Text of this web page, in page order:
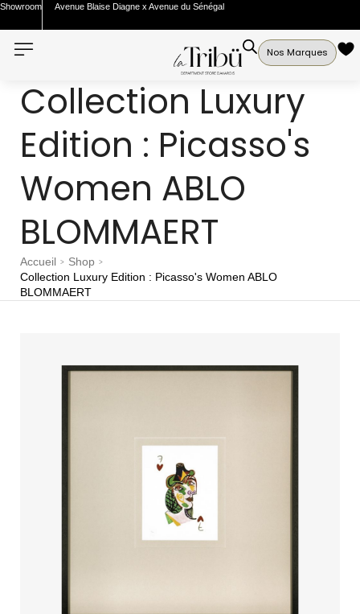
Showroom Avenue Blaise Diagne x Avenue du Sénégal
Nos Marques
Collection Luxury
Edition : Picasso's
Women ABLO
BLOMMAERT
Accueil > Shop >
Collection Luxury Edition : Picasso's Women ABLO
BLOMMAERT